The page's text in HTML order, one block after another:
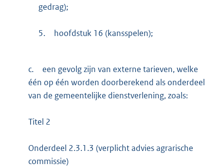
gedrag);
5. hoofdstuk 16 (kansspelen);
c.
een gevolg zijn van externe tarieven, welke
één op één worden doorberekend als onderdeel
van de gemeentelijke dienstverlening, zoals:
Titel 2
Onderdeel 2.3.1.3 (verplicht advies agrarische
commissie)